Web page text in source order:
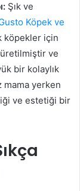
Şık ve
Köpek ve
köpekler için
ve
bir kolaylık
mama yerken
ve estetiği bir